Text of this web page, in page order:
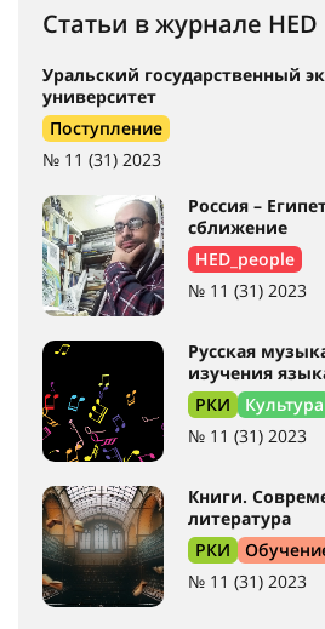
Статьи в журнале HED
Уральский государственный
университет
Поступление
№ 11 (31) 2023
Россия –
сближение
HED_people
№ 11 (31) 2023
Русская
изучения
РКИ
Культура
№ 11 (31) 2023
Книги.
литература
РКИ
№ 11 (31) 2023